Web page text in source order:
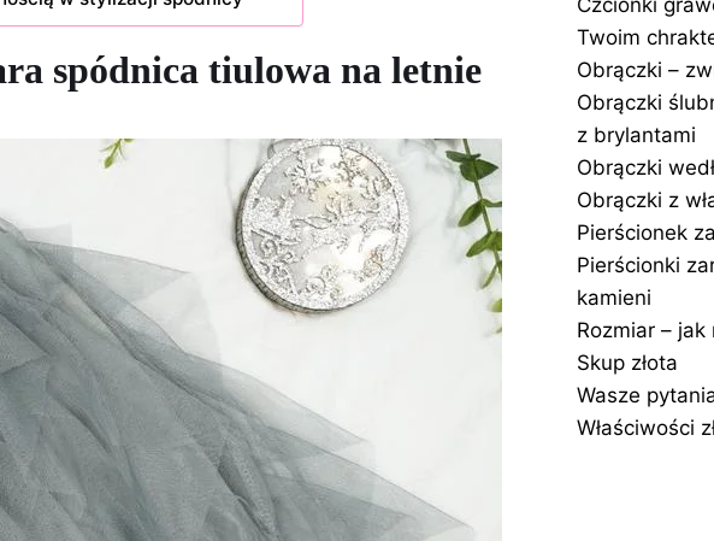
spódnica tiulowa na letnie
Czcionki
Twoim
Obrączki –
Obrączki
z brylantami
Obrączki
Obrączki z
Pierścionek
Pierścionki
kamieni
Rozmiar – jak
Skup złota
Wasze
Właściwości